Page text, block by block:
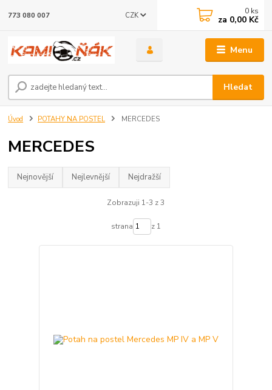
Menu
CZK
Hledat
773 080 007 0 ks
za 0,00 Kč
Úvod POTAHY NA POSTEL MERCEDES
MERCEDES
Nejnovější Nejlevnější Nejdražší
Zobrazuji 1-3 z 3
strana z 1